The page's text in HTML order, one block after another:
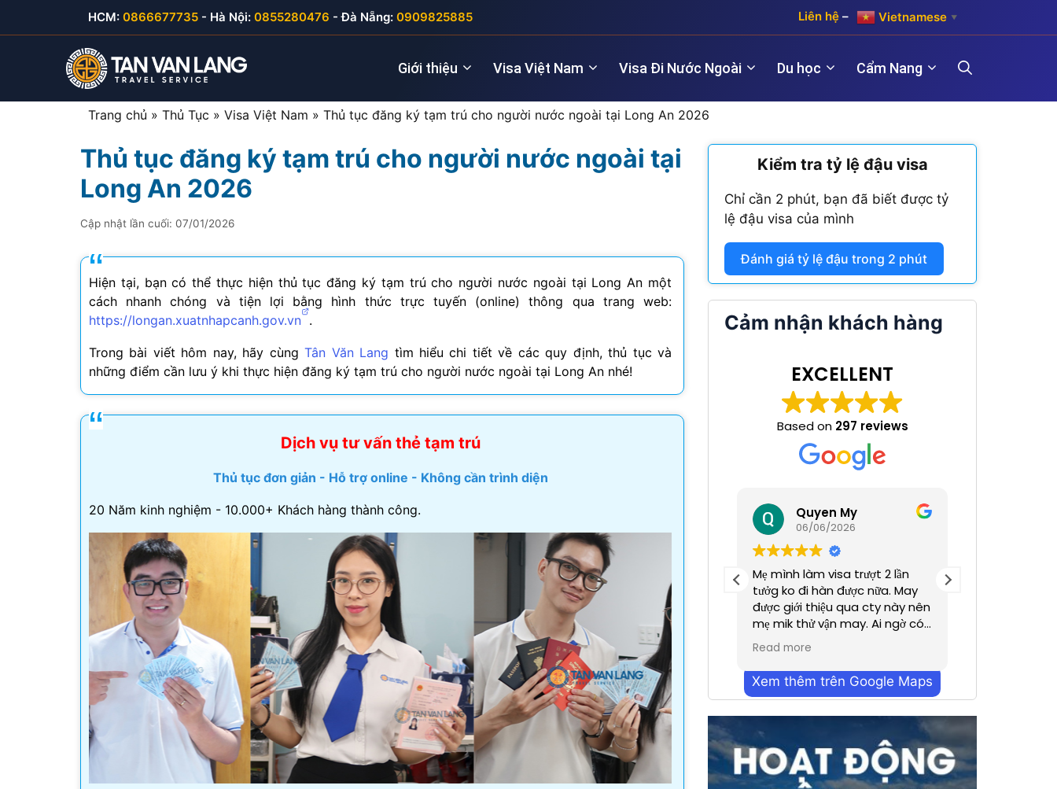
Liên hệ – Vietnamese ▼
HCM: 0866677735 - Hà Nội: 0855280476 - Đà Nẵng: 0909825885
Giới thiệu Visa Việt Nam
Visa du lịch Việt Nam
Visa thăm thân Việt Nam
Visa đầu tư Việt Nam
Visa lao động Việt Nam
E-visa thăm thân Nhà quản lý Đầu tư (5 năm)
Thăm thân (3 năm)
Hợp pháp hóa lãnh sự Hàn Quốc
Hợp pháp hóa lãnh sự Trung Quốc
Visa Đi Nước Ngoài
Visa Hàn Quốc
Visa Nhật Bản
Visa Đài Loan
Visa Campuchia
Visa Ấn Độ
Visa Dubai
Visa Mỹ B1/B2 Visa New Zealand Visa Anh
Visa Ý (Italya)
Visa Ireland
Visa Romania
Visa Maroc
Visa Nam Phi
Visa Algeria
Du học Cẩm Nang
Trang chủ » Thủ Tục » Visa Việt Nam » Thủ tục đăng ký tạm trú cho người nước ngoài tại Long An 2026
Thủ tục đăng ký tạm trú cho người nước ngoài tại
Long An 2026
Cập nhật lần cuối: 07/01/2026
Hiện tại, bạn có thể thực hiện thủ tục đăng ký tạm trú cho người nước ngoài tại Long An một
cách nhanh chóng và tiện lợi bằng hình thức trực tuyến (online) thông qua trang web:
https://longan.xuatnhapcanh.gov.vn .
Trong bài viết hôm nay, hãy cùngTân Văn Lang tìm hiểu chi tiết về các quy định, thủ tục và
những điểm cần lưu ý khi thực hiện đăng ký tạm trú cho người nước ngoài tại Long An nhé!
Dịch vụ tư vấn thẻ tạm trú
Thủ tục đơn giản - Hỗ trợ online - Không cần trình diện
20 Năm kinh nghiệm - 10.000+ Khách hàng thành công.
Kiểm tra tỷ lệ đậu visa
Chỉ cần 2 phút, bạn đã biết được tỷ
lệ đậu visa của mình
Đánh giá tỷ lệ đậu trong 2 phút
Cảm nhận khách hàng
EXCELLENT
Based on 297 reviews
Hoang Quan Ho
Mình apply đi visa úc. Đội hỗ trợ
tư vấn nhiệt tình và có chuyên
môn tốt
Mình vừa xin visa Nhật 4 người
trong gia đình, công ty hỗ trợ
tốt, làm nhanh gọn, cảm ơn
công ty
Quyen My
06/06/2026
Mẹ mình làm visa trượt 2 lần
tưởg ko đi hàn được nữa. May
được giới thiệu qua cty này nên
mẹ mik thử vận may. Ai ngờ có
nhanh hơn dự định chỉ trong
vỏn vẹn 2 tuần. Cũn g cảm ơn a
Dương đã hỗ trợ nhiều. Dịch vụ
bên mình làm nhanh chóng
có nhiều thành công tốt đẹp
hơn ạ. E cảm ơn
Read more
Xem thêm trên Google Maps